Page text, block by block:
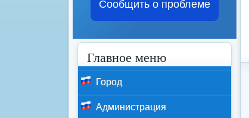
Сообщить о проблеме
Главное меню
Город
Администрация